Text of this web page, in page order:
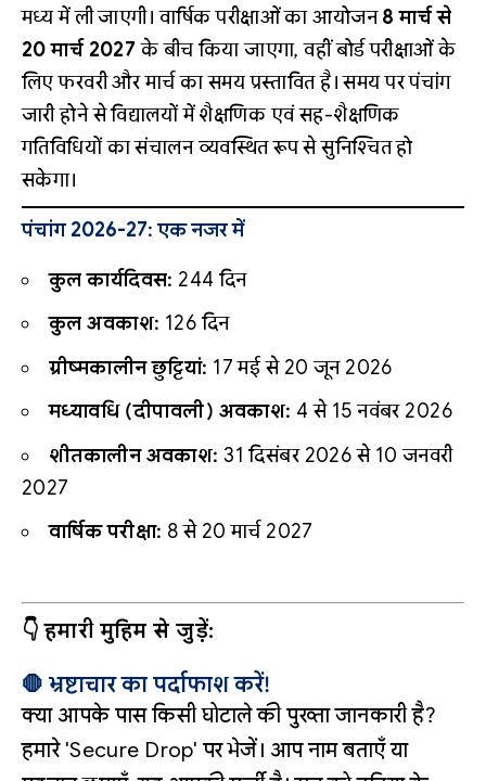
मध्य में ली जाएगी। वार्षिक परीक्षाओं का आयोजन8 मार्च से
20 मार्च 2027 के बीच किया जाएगा, वहीं बोर्ड परीक्षाओं के
लिए फरवरी और मार्च का समय प्रस्तावित है। समय पर पंचांग
जारी होने से विद्यालयों में शैक्षणिक एवं सह-शैक्षणिक
गतिविधियों का संचालन व्यवस्थित रूप से सुनिश्चित हो
सकेगा।
पंचांग 2026-27: एक नजर में
कुल कार्यदिवस: 244 दिन
कुल अवकाश: 126 दिन
ग्रीष्मकालीन छुट्टियां: 17 मई से 20 जून 2026
मध्यावधि (दीपावली) अवकाश: 4 से 15 नवंबर 2026
शीतकालीन अवकाश: 31 दिसंबर 2026 से 10 जनवरी
2027
वार्षिक परीक्षा: 8 से 20 मार्च 2027
👇 हमारी मुहिम से जुड़ें:
🛑 भ्रष्टाचार का पर्दाफाश करें!
क्या आपके पास किसी घोटाले की पुख्ता जानकारी है?
हमारे 'Secure Drop' पर भेजें। आप नाम बताएँ या